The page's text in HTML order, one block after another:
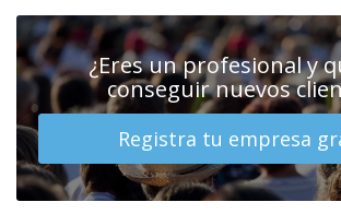
¿Eres un profesional y
conseguir nuevos
Registra tu empresa